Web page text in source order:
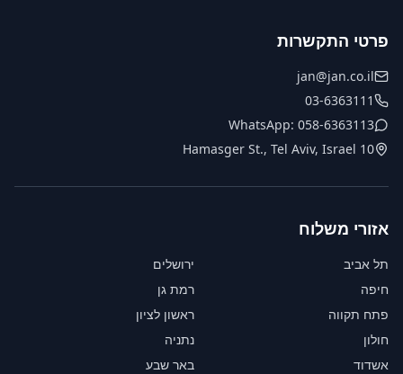
פרטי התקשרות
jan@jan.co.il
03-6363111
WhatsApp: 058-6363113
10 Hamasger St., Tel Aviv, Israel
אזורי משלוח
תל אביב
ירושלים
חיפה
רמת גן
פתח תקווה
ראשון לציון
חולון
נתניה
אשדוד
באר שבע